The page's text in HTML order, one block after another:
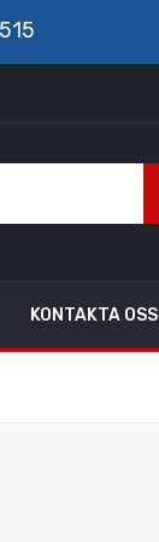
KONTAKTA OSS